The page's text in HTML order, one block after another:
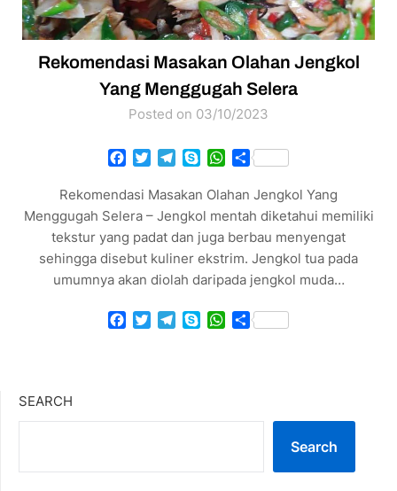
Rekomendasi Masakan Olahan Jengkol
Yang Menggugah Selera
Posted on 03/10/2023
Facebook
TwitterTelegram
SkypeWhatsApp
Share
Rekomendasi Masakan Olahan Jengkol Yang
Menggugah Selera – Jengkol mentah diketahui memiliki
tekstur yang padat dan juga berbau menyengat
sehingga disebut kuliner ekstrim. Jengkol tua pada
umumnya akan diolah daripada jengkol muda…
Facebook
TwitterTelegram
SkypeWhatsApp
Share
SEARCH
Search